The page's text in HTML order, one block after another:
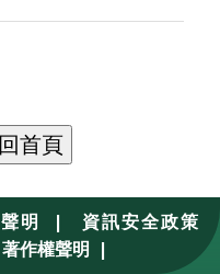
明 |
資訊安全政策
著作權聲明 |